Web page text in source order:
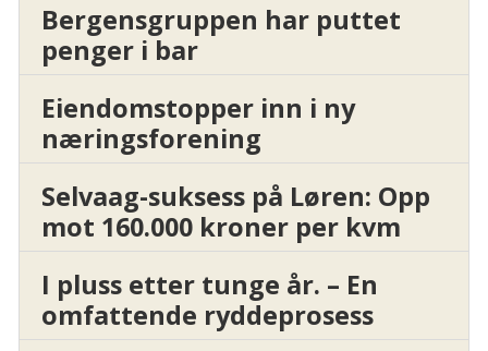
Bergensgruppen har puttet
penger i bar
Eiendomstopper inn i ny
næringsforening
Selvaag-suksess på Løren: Opp
mot 160.000 kroner per kvm
I pluss etter tunge år. – En
omfattende ryddeprosess